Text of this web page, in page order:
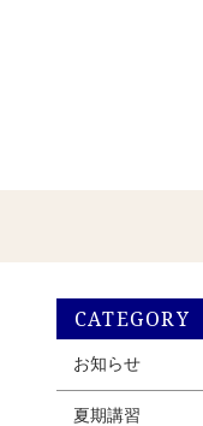
CATEGORY
お知らせ
夏期講習